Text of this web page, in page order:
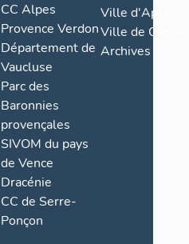
CC Alpes
Provence Verdon
Département de
Vaucluse
Parc des
Baronnies
provençales
SIVOM du pays
de Vence
Dracénie
CC de Serre-
Ponçon
Ville d'Apt
Ville de
Archives